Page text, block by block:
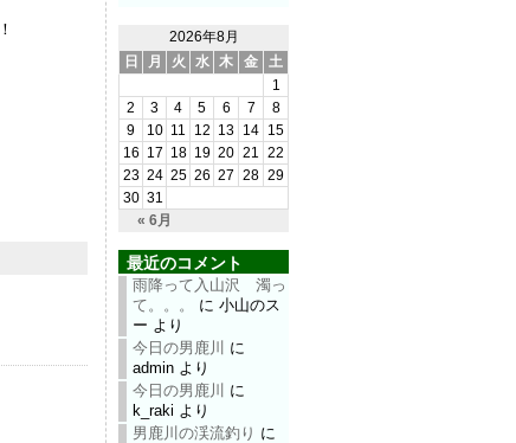
2026年8月
日
月 火 水 木 金 土
« 6月
1
2
3 4 5 6 7
8
9
10 11 12 13 14
15
16
17 18 19 20 21
22
23 24 25 26 27 28 29
30 31
最近のコメント
雨降って入山沢 濁っ
て。。。
に 小山のス
ー より
今日の男鹿川
に
admin より
今日の男鹿川
に
k_raki より
男鹿川の渓流釣り に